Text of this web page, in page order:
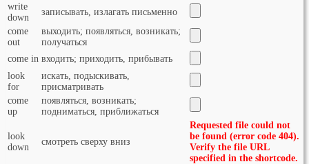
write
down
записывать, излагать письменно
come
out
выходить; появляться, возникать;
получаться
come in входить; приходить, прибывать
look
for
искать, подыскивать,
присматривать
come
up
появляться, возникать;
подниматься, приближаться
look
down
смотреть сверху вниз
Requested file could not
be found (error code 404).
Verify the file URL
specified in the shortcode.